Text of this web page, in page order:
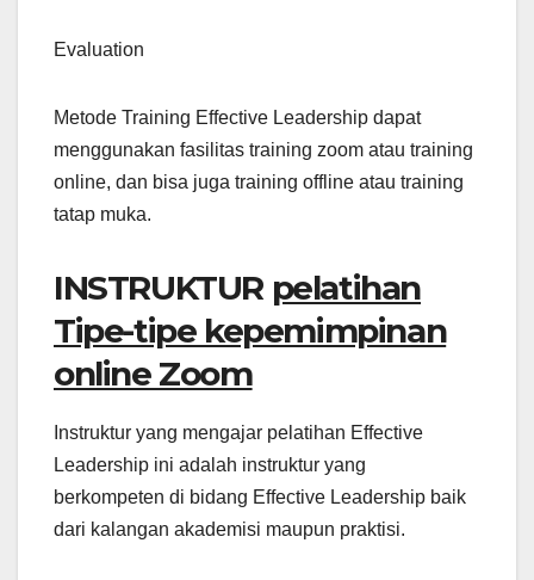
Evaluation
Metode Training Effective Leadership dapat
menggunakan fasilitas training zoom atau training
online, dan bisa juga training offline atau training
tatap muka.
INSTRUKTUR pelatihan
Tipe-tipe kepemimpinan
online Zoom
Instruktur yang mengajar pelatihan Effective
Leadership ini adalah instruktur yang
berkompeten di bidang Effective Leadership baik
dari kalangan akademisi maupun praktisi.